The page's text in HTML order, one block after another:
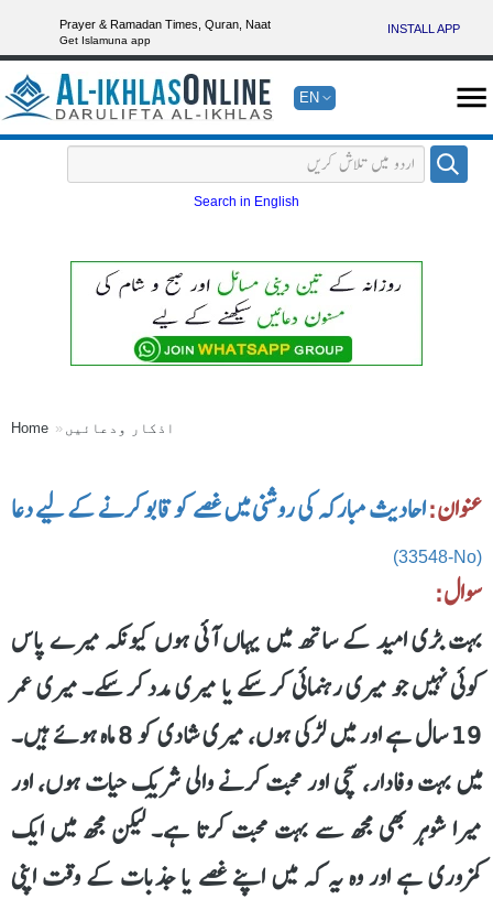
Prayer & Ramadan Times, Quran, Naat
Get Islamuna app
INSTALL APP
EN
Search in English
Home اذکار ودعائیں
عنوان:احادیث مبارکہ کی روشنی میں غصے کو قابو کرنے کے لیے دعا
(33548-No)
سوال:
بہت بڑی امید کے ساتھ میں یہاں آئی ہوں کیونکہ میرے پاس
کوئی نہیں جو میری رہنمائی کر سکے یا میری مدد کر سکے۔ میری عمر
19 سال ہے اور میں لڑکی ہوں، میری شادی کو 8 ماہ ہوئے ہیں۔
میں بہت وفادار، سچی اور محبت کرنے والی شریکِ حیات ہوں، اور
میرا شوہر بھی مجھ سے بہت محبت کرتا ہے۔ لیکن مجھ میں ایک
کمزوری ہے اور وہ یہ کہ میں اپنے غصے یا جذبات کے وقت اپنی